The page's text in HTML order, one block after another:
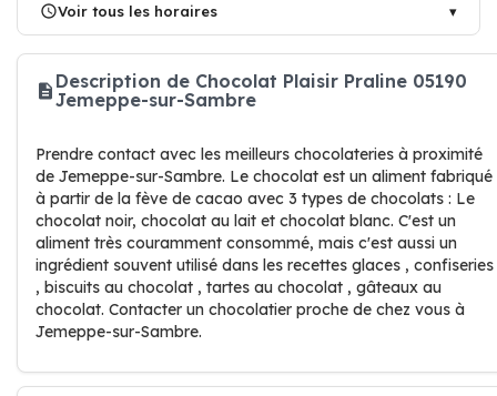
Voir tous les horaires
Description de Chocolat Plaisir Praline 05190
Jemeppe-sur-Sambre
Prendre contact avec les meilleurs chocolateries à proximité
de Jemeppe-sur-Sambre. Le chocolat est un aliment fabriqué
à partir de la fève de cacao avec 3 types de chocolats : Le
chocolat noir, chocolat au lait et chocolat blanc. C'est un
aliment très couramment consommé, mais c'est aussi un
ingrédient souvent utilisé dans les recettes glaces , confiseries
, biscuits au chocolat , tartes au chocolat , gâteaux au
chocolat. Contacter un chocolatier proche de chez vous à
Jemeppe-sur-Sambre.